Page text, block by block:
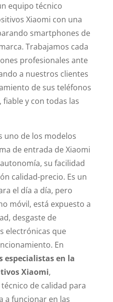
equipo técnico
Xiaomi con una
smartphones de
Trabajamos cada
profesionales ante
a nuestros clientes
de sus teléfonos
y con todas las
uno de los modelos
de entrada de Xiaomi
su facilidad
calidad-precio. Es un
el día a día, pero
móvil, está expuesto a
desgaste de
electrónicas que
En
especialistas en la
Xiaomi,
de calidad para
a funcionar en las